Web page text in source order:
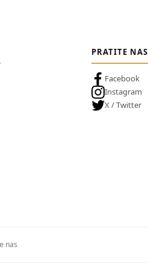
PRATITE NAS
Facebook
Instagram
X / Twitter
nas